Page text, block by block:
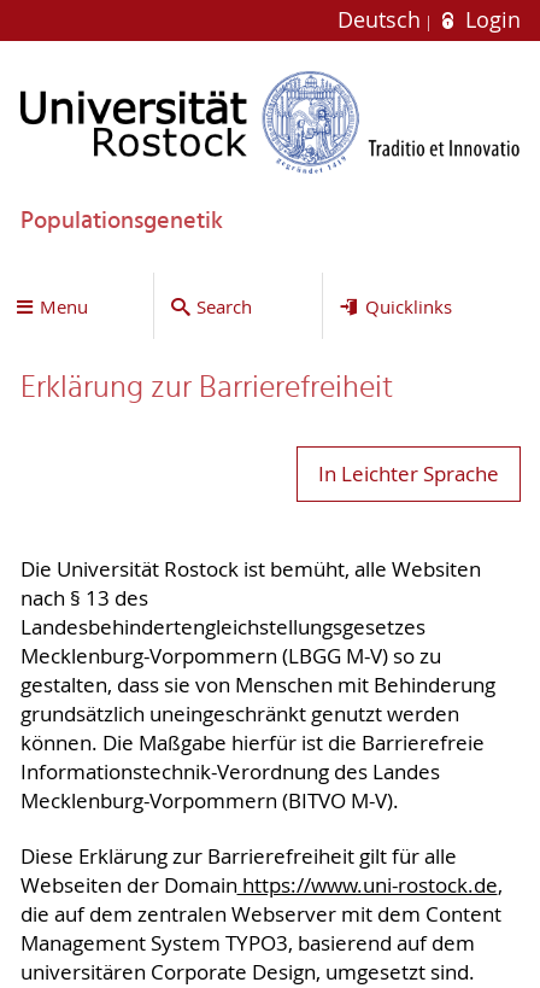
Deutsch Login
Populationsgenetik
Menu Search Quicklinks
Erklärung zur Bar­ri­e­re­frei­heit
In Leichter Sprache
Die Universität Rostock ist bemüht, alle Websiten
nach § 13 des
Landesbehindertengleichstellungsgesetzes
Mecklenburg-Vorpommern (LBGG M-V) so zu
gestalten, dass sie von Menschen mit Behinderung
grundsätzlich uneingeschränkt genutzt werden
können. Die Maßgabe hierfür ist die Barrierefreie
Informationstechnik-Verordnung des Landes
Mecklenburg-Vorpommern (BITVO M-V).
Diese Erklärung zur Barrierefreiheit gilt für alle
Webseiten der Domain https://www.uni-rostock.de,
die auf dem zentralen Webserver mit dem Content
Management System TYPO3, basierend auf dem
universitären Corporate Design, umgesetzt sind.